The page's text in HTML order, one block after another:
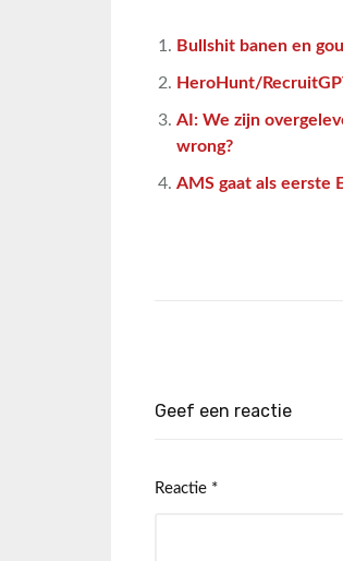
Bullshit banen en
HeroHunt/
AI: We zijn
wrong?
AMS gaat als eerste
Geef een reactie
Reactie *